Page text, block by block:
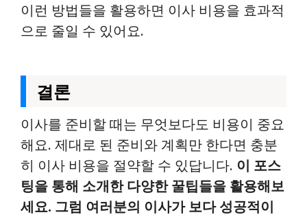
이런 방법들을 활용하면 이사 비용을 효과적
으로 줄일 수 있어요.
결론
이사를 준비할 때는 무엇보다도 비용이 중요
해요. 제대로 된 준비와 계획만 한다면 충분
히 이사 비용을 절약할 수 있답니다. 이 포스
팅을 통해 소개한 다양한 꿀팁들을 활용해보
세요. 그럼 여러분의 이사가 보다 성공적이